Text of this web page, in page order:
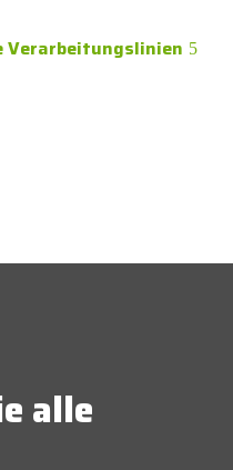
Verarbeitungslinien
alle